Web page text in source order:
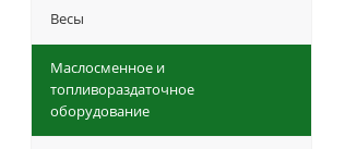
Весы
Маслосменное и
топливораздаточное
оборудование